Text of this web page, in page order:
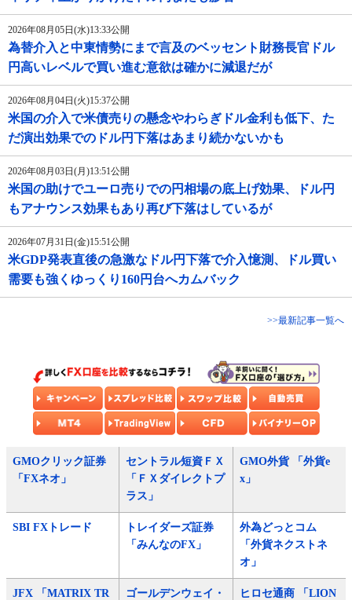
2026年08月05日(水)13:33公開
為替介入と中東情勢にまで言及のベッセント財務長官ドル
円高いレベルで買い進む意欲は確かに減退だが
2026年08月04日(火)15:37公開
米国の介入で米債売りの懸念やわらぎドル金利も低下、た
だ演出効果でのドル円下落はあまり続かないかも
2026年08月03日(月)13:51公開
米国の助けでユーロ売りでの円相場の底上げ効果、ドル円
もアナウンス効果もあり再び下落はしているが
2026年07月31日(金)15:51公開
米GDP発表直後の急激なドル円下落で介入憶測、ドル買い
需要も強くゆっくり160円台へカムバック
>>最新記事一覧へ
GMOクリック証券
「FXネオ」
セントラル短資ＦＸ
「ＦＸダイレクトプ
ラス」
GMO外貨 「外貨e
x」
SBI FXトレード
トレイダーズ証券
「みんなのFX」
外為どっとコム
「外貨ネクストネ
オ」
JFX 「MATRIX TR ゴールデンウェイ・ ヒロセ通商 「LION